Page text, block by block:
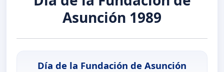
Asunción 1989
Día de la Fundación de Asunción